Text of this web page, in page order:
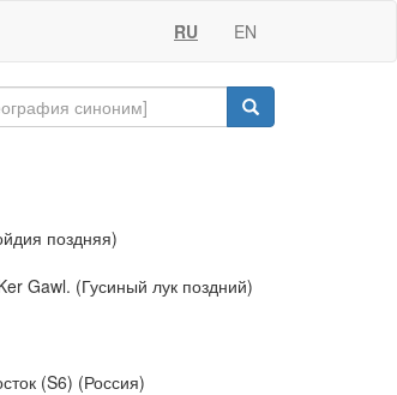
RU EN
поздняя)
Gawl. (Гусиный лук поздний)
(S6) (Россия)